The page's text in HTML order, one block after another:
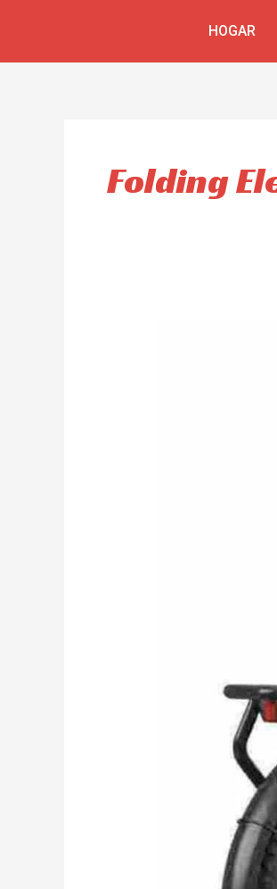
HOGAR
Folding